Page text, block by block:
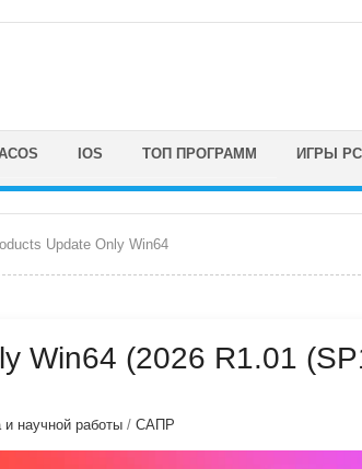
IOS ТОП ПРОГРАММ ИГРЫ PC
Update Only Win64
Win64 (2026 R1.01
научной работы / САПР